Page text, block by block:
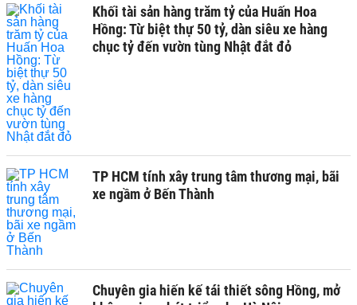
Khối tài sản hàng trăm tỷ của Huấn Hoa
Hồng: Từ biệt thự 50 tỷ, dàn siêu xe hàng
chục tỷ đến vườn tùng Nhật đắt đỏ
TP HCM tính xây trung tâm thương mại, bãi
xe ngầm ở Bến Thành
Chuyên gia hiến kế tái thiết sông Hồng, mở